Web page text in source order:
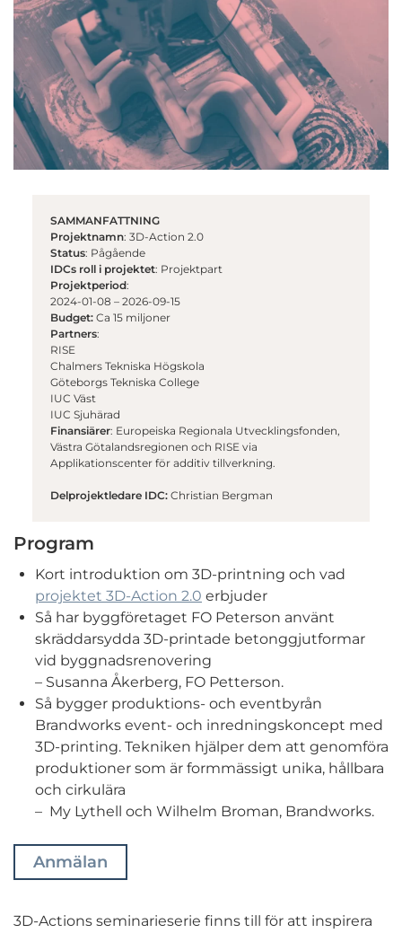
SAMMANFATTNING
Projektnamn: 3D-Action 2.0
Status: Pågående
IDCs roll i projektet: Projektpart
Projektperiod:
2024-01-08 – 2026-09-15
Budget:Ca 15 miljoner
Partners:
RISE
Chalmers Tekniska Högskola
Göteborgs Tekniska College
IUC Väst
IUC Sjuhärad
Finansiärer: Europeiska Regionala Utvecklingsfonden,
Västra Götalandsregionen och RISE via
Applikationscenter för additiv tillverkning.
Delprojektledare IDC:Christian Bergman
Program
Kort introduktion om 3D-printning och vad
projektet 3D-Action 2.0 erbjuder
Så har byggföretaget FO Peterson använt
skräddarsydda 3D-printade betonggjutformar
vid byggnadsrenovering
– Susanna Åkerberg, FO Petterson.
Så bygger produktions- och eventbyrån
Brandworks event- och inredningskoncept med
3D-printing. Tekniken hjälper dem att genomföra
produktioner som är formmässigt unika, hållbara
och cirkulära
– My Lythell och Wilhelm Broman, Brandworks.
Anmälan
3D-Actions seminarieserie finns till för att inspirera